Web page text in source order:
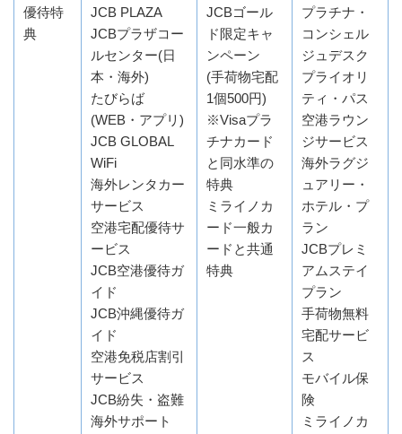
優待特
典
JCB PLAZA
JCBプラザコー
ルセンター(日
本・海外)
たびらば
(WEB・アプリ)
JCB GLOBAL
WiFi
海外レンタカー
サービス
空港宅配優待サ
ービス
JCB空港優待ガ
イド
JCB沖縄優待ガ
イド
空港免税店割引
サービス
JCB紛失・盗難
海外サポート
JCBゴール
ド限定キャ
ンペーン
(手荷物宅配
1個500円)
※Visaプラ
チナカード
と同水準の
特典
ミライノカ
ード一般カ
ードと共通
特典
プラチナ・
コンシェル
ジュデスク
プライオリ
ティ・パス
空港ラウン
ジサービス
海外ラグジ
ュアリー・
ホテル・プ
ラン
JCBプレミ
アムステイ
プラン
手荷物無料
宅配サービ
ス
モバイル保
険
ミライノカ